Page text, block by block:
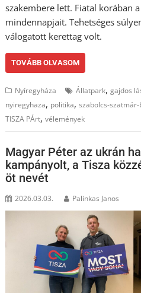
szakembere lett. Fiatal korában
mindennapjait. Tehetséges
válogatott kerettag volt.
TOVÁBB OLVASOM
Nyíregyháza Állatpark,gajdos
nyiregyhaza, politika,szabolcs-
TISZA PÁrt,vélemények
Magyar Péter az ukrán
kampányolt, a Tisza
öt nevét
2026.03.03. Palinkas Janos